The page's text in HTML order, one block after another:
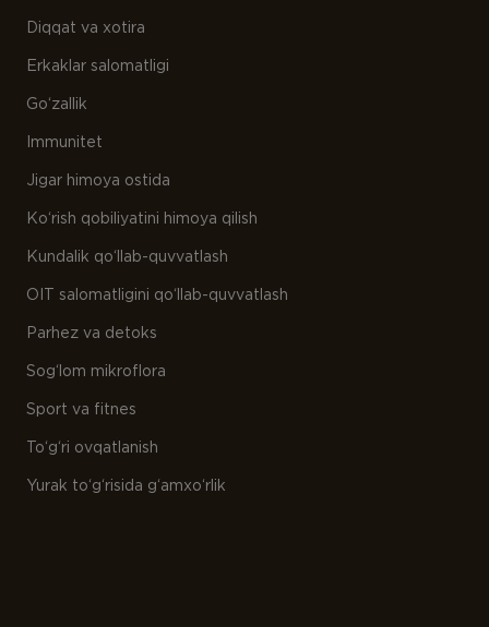
Diqqat va xotira
Erkaklar salomatligi
Go‘zallik
Immunitet
Jigar himoya ostida
Ko‘rish qobiliyatini himoya qilish
Kundalik qo‘llab-quvvatlash
OIT salomatligini qo‘llab-quvvatlash
Parhez va detoks
Sog‘lom mikroflora
Sport va fitnes
To‘g‘ri ovqatlanish
Yurak to‘g‘risida g‘amxo‘rlik